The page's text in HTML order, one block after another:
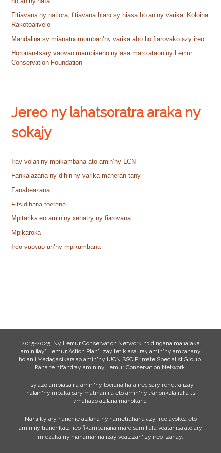
Fitiavana ny natiora, fitiavana hiaro sy hiasa ho an’ny varika: Koloina
Rakotoarivelo
Mandalina sy mianatra momban’ny varika aho ho fiarovako azy ireo
Horonan-tsary vaovao mampiseho ny asa maro ataon’ny Lemur
Conservation Foundation
Jereo ny lahatsoratra araka ny
sokajy
Iray volan’ny mpikambana ato amin’ny LCN
Fankalazana ny dihin’ny varika maneran-tany
Fanabeazana
Fitsidihana toerana
Mpitarika eo amin’ny sehatry ny fiarovana
Mpikaroka
Ireo vaovao an’ny mpikambana
2015-2025. Ny Lemur Conservation Network no dingana manaraka
amin'ilay" Lemur Action Plan" izay tetik'asa iray amin'ny ampahany
ho an'i Madagasikara ao amin'ny IUCN SSC Primate Specialist Group.
Raha te hifandray amin'ny Lemur Conservation Network.
Tsy azo ampiasaina amin'ny toerana hafa ireo sary rehetra izay
nalain'ny mpaka sary matihanina eto amin'ny tranonkala raha ts
ymahazo alàlana manokana.
Nanaiky ary nanome alàlana ny hametrahana azy ireo avokoa eto
amin'ny tranonkala ireo fikambanana maro samihafa voatanisa ato ary
miezaka ny manamarina izay voalazan'izy ireo izahay.